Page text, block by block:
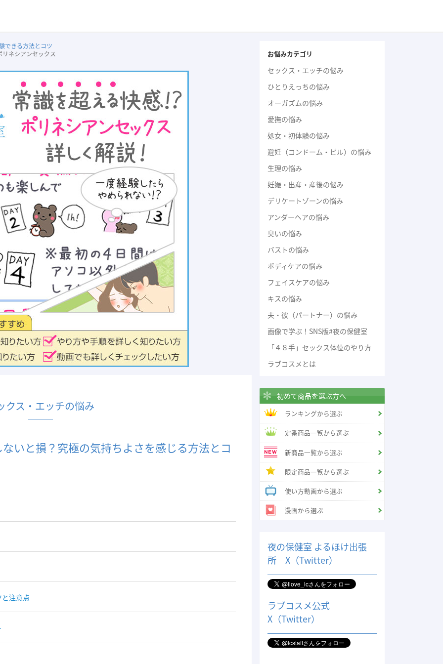
できる方法とコツ
リネシアンセックス
クス・エッチの悩み
いと損？究極の気持ちよさを感じる方法とコ
注意点
お悩みカテゴリ
セックス・エッチの悩み
ひとりえっちの悩み
オーガズムの悩み
愛撫の悩み
処女・初体験の悩み
避妊（コンドーム・ピル）の悩み
生理の悩み
妊娠・出産・産後の悩み
デリケートゾーンの悩み
アンダーヘアの悩み
臭いの悩み
バストの悩み
ボディケアの悩み
フェイスケアの悩み
キスの悩み
夫・彼（パートナー）の悩み
画像で学ぶ！SNS版#夜の保健室
「４８手」セックス体位のやり方
ラブコスメとは
初めて商品を選ぶ方へ
ランキングから選ぶ
定番商品一覧から選ぶ
新商品一覧から選ぶ
限定商品一覧から選ぶ
使い方動画から選ぶ
漫画から選ぶ
夜の保健室 よるほけ出張
所 X（Twitter）
ラブコスメ公式
X（Twitter）